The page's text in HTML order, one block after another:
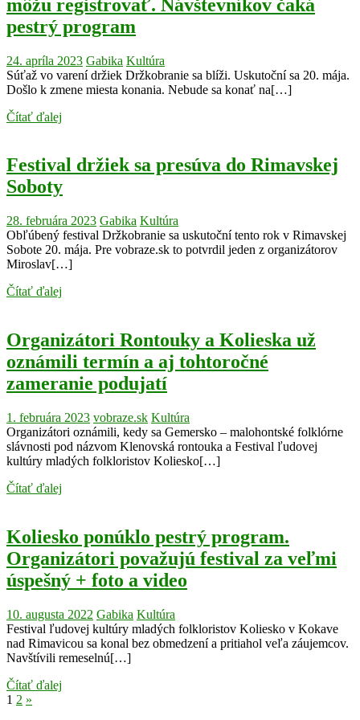
môžu registrovať. Návštevníkov čaká
pestrý program
24. apríla 2023 Gabika Kultúra
Súťaž vo varení držiek Držkobranie sa blíži. Uskutoční sa 20. mája.
Došlo k zmene miesta konania. Nebude sa konať na[…]
Čítať ďalej
Festival držiek sa presúva do Rimavskej
Soboty
28. februára 2023 Gabika Kultúra
Obľúbený festival Držkobranie sa uskutoční tento rok v Rimavskej
Sobote 20. mája. Pre vobraze.sk to potvrdil jeden z organizátorov
Miroslav[…]
Čítať ďalej
Organizátori Rontouky a Kolieska už
oznámili termín a aj tohtoročné
zameranie podujatí
1. februára 2023 vobraze.sk Kultúra
Organizátori oznámili, kedy sa Gemersko – malohontské folklórne
slávnosti pod názvom Klenovská rontouka a Festival ľudovej
kultúry mladých folkloristov Koliesko[…]
Čítať ďalej
Koliesko ponúklo pestrý program.
Organizátori považujú festival za veľmi
úspešný + foto a video
10. augusta 2022 Gabika Kultúra
Festival ľudovej kultúry mladých folkloristov Koliesko v Kokave
nad Rimavicou sa konal bez obmedzení a pritiahol veľa záujemcov.
Navštívili remeselnú[…]
Čítať ďalej
Stránkovanie
1 2 Next
»